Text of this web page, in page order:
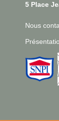
5 Place
Nous